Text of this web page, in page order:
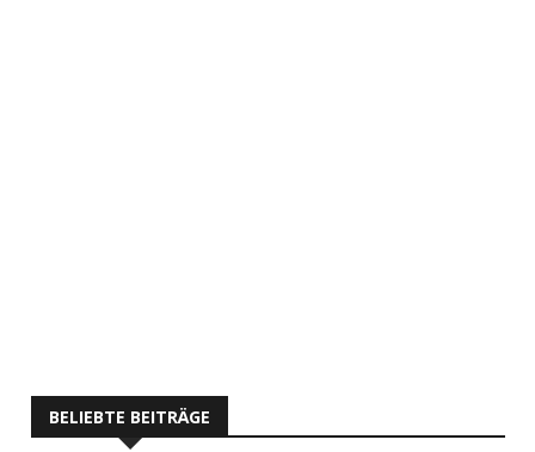
BELIEBTE BEITRÄGE